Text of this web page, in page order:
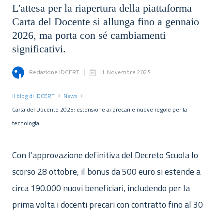
L'attesa per la riapertura della piattaforma
Carta del Docente si allunga fino a gennaio
2026, ma porta con sé cambiamenti
significativi.
Redazione IDCERT 1 Novembre 2025
Il blog di IDCERT
News
Carta del Docente 2025: estensione ai precari e nuove regole per la
tecnologia
Con l’approvazione definitiva del Decreto Scuola lo
scorso 28 ottobre, il bonus da 500 euro si estende a
circa 190.000 nuovi beneficiari, includendo per la
prima volta i docenti precari con contratto fino al 30